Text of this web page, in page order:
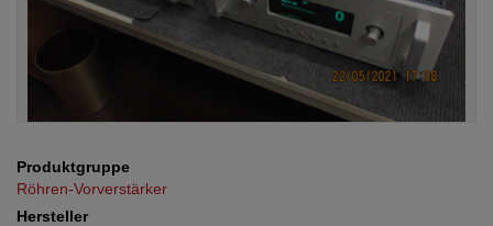
Produktgruppe
Röhren-Vorverstärker
Hersteller